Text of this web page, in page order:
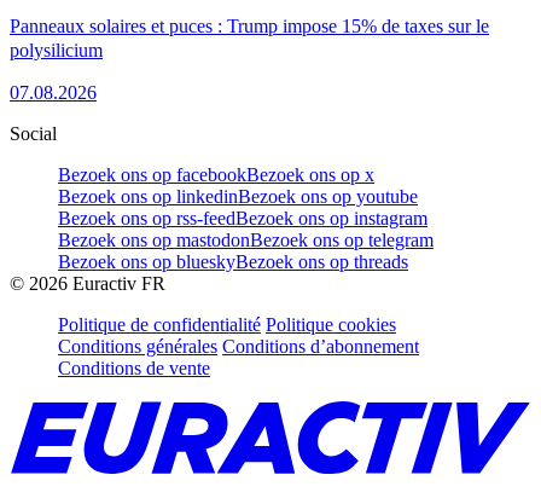
Panneaux solaires et puces : Trump impose 15% de taxes sur le
polysilicium
07.08.2026
Social
Bezoek ons op facebookBezoek ons op x
Bezoek ons op linkedinBezoek ons op youtube
Bezoek ons op rss-feedBezoek ons op instagram
Bezoek ons op mastodonBezoek ons op telegram
Bezoek ons op blueskyBezoek ons op threads
© 2026 Euractiv FR
Politique de confidentialité Politique cookies
Conditions générales Conditions d’abonnement
Conditions de vente